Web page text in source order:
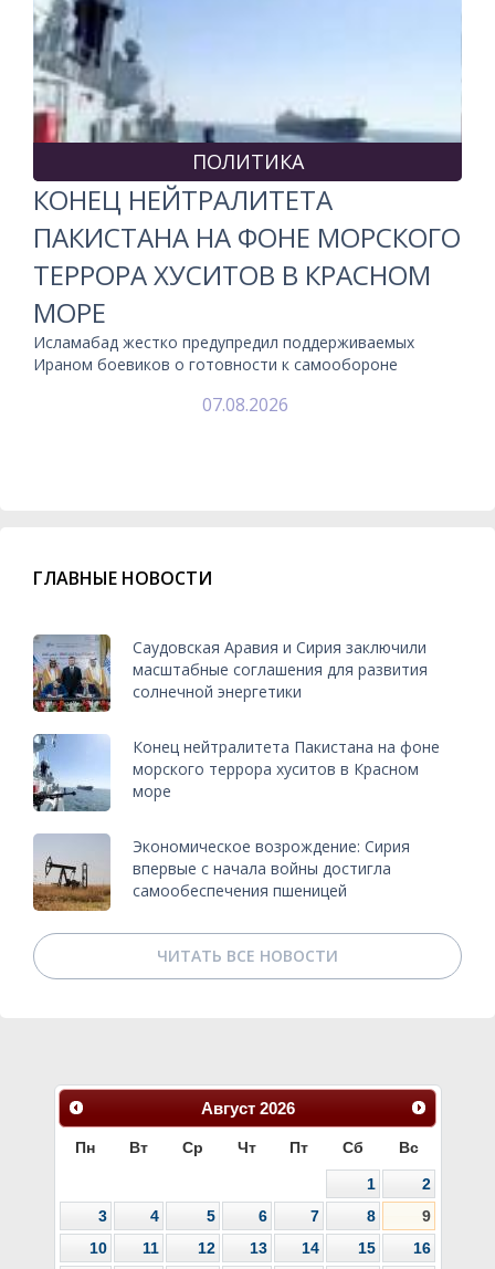
ПОЛИТИКА
КОНЕЦ НЕЙТРАЛИТЕТА
ПАКИСТАНА НА ФОНЕ МОРСКОГО
ТЕРРОРА ХУСИТОВ В КРАСНОМ
МОРЕ
Исламабад жестко предупредил поддерживаемых
Ираном боевиков о готовности к самообороне
07.08.2026
ГЛАВНЫЕ НОВОСТИ
Саудовская Аравия и Сирия заключили
масштабные соглашения для развития
солнечной энергетики
Конец нейтралитета Пакистана на фоне
морского террора хуситов в Красном
море
Экономическое возрождение: Сирия
впервые с начала войны достигла
самообеспечения пшеницей
ЧИТАТЬ ВСЕ НОВОСТИ
Август 2026
Пн Вт Ср Чт Пт Сб Вс
1
2
3
4 5 6 7 8
9
10
11 12 13 14 15
16